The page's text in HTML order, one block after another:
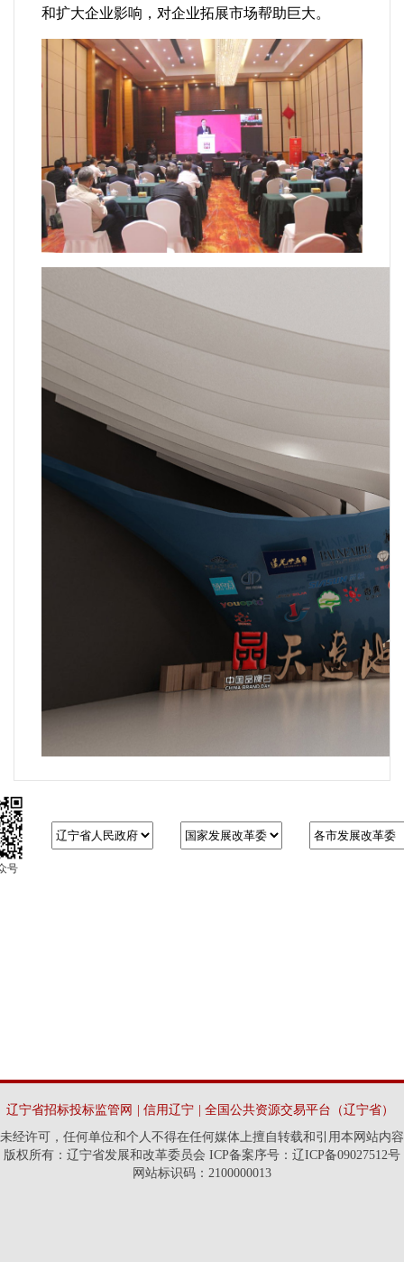
和扩大企业影响，对企业拓展市场帮助巨大。
号
辽宁省招标投标监管网 信用辽宁
全国公共资源交易平台（辽宁省）
未经许可，任何单位和个人不得在任何媒体上擅自转载和引用本网站内容
版权所有：辽宁省发展和改革委员会 ICP备案序号：辽ICP备09027512号
网站标识码：2100000013